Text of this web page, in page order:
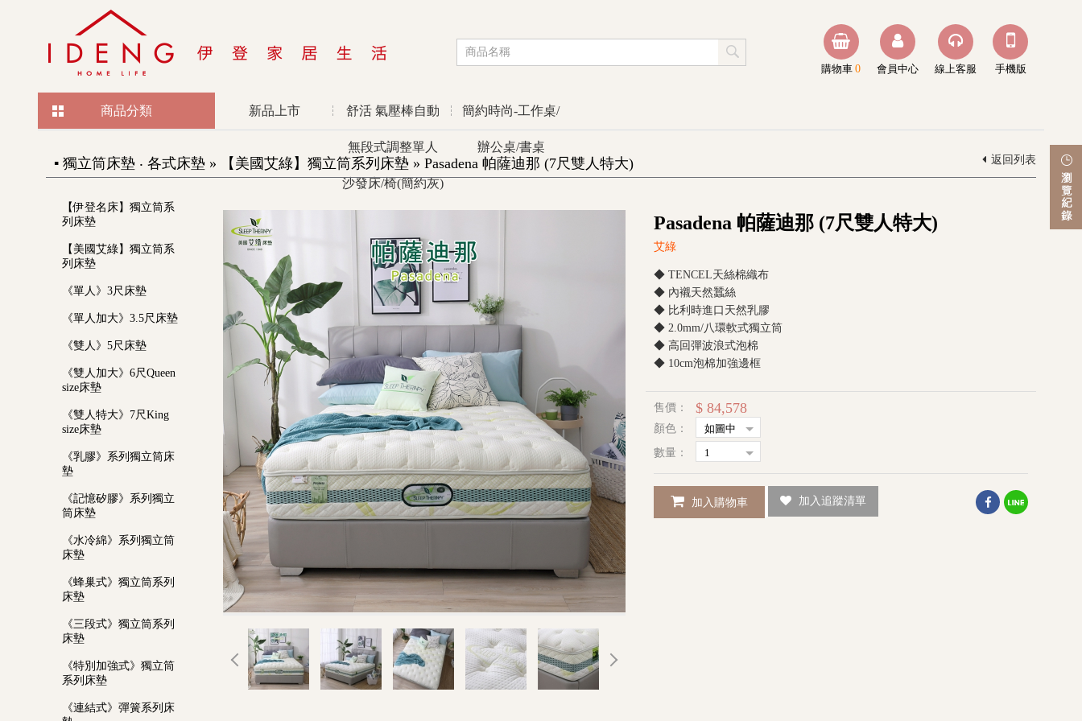
手機版
線上客服
會員中心
購物車 0
商品分類 新品上市 舒活 氣壓棒自動
無段式調整單人
沙發床/椅(簡約灰)
簡約時尚-工作桌/
辦公桌/書桌
▪ 獨立筒床墊 ‧ 各式床墊 » 【美國艾綠】獨立筒系列床墊 » Pasadena 帕薩迪那 (7尺雙人特大) 返回列表
【伊登名床】獨立筒系
列床墊
【美國艾綠】獨立筒系
列床墊
《單人》3尺床墊
《單人加大》3.5尺床墊
《雙人》5尺床墊
《雙人加大》6尺Queen
size床墊
《雙人特大》7尺King
size床墊
《乳膠》系列獨立筒床
墊
《記憶矽膠》系列獨立
筒床墊
《水冷綿》系列獨立筒
床墊
《蜂巢式》獨立筒系列
床墊
《三段式》獨立筒系列
床墊
《特別加強式》獨立筒
系列床墊
《連結式》彈簧系列床
Pasadena 帕薩迪那 (7尺雙人特大)
艾綠
◆ TENCEL天絲棉織布
◆ 內襯天然蠶絲
◆ 比利時進口天然乳膠
◆ 2.0mm/八環軟式獨立筒
◆ 高回彈波浪式泡棉
◆ 10cm泡棉加強邊框
售價： $ 84,578
顏色：
數量：
加入購物車 加入追蹤清單